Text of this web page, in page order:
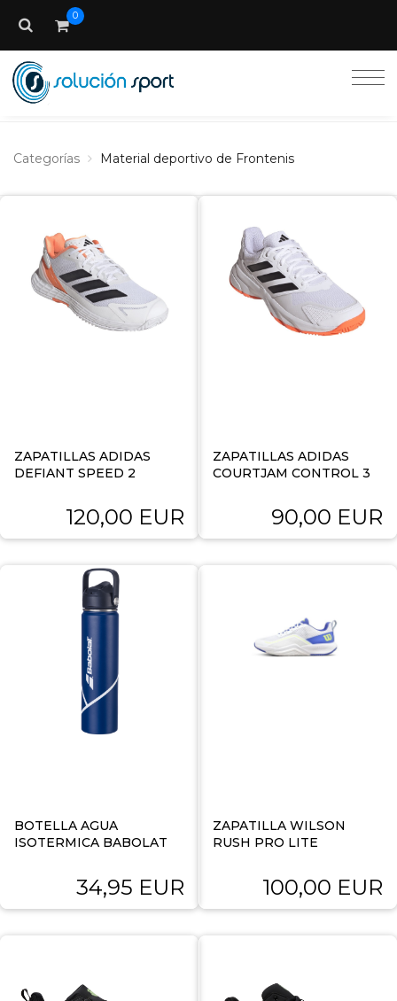
0
Categorías Material deportivo de Frontenis
ZAPATILLAS ADIDAS
DEFIANT SPEED 2
120,00 EUR
ZAPATILLAS ADIDAS
COURTJAM CONTROL 3
90,00 EUR
BOTELLA AGUA
ISOTERMICA BABOLAT
34,95 EUR
ZAPATILLA WILSON
RUSH PRO LITE
100,00 EUR